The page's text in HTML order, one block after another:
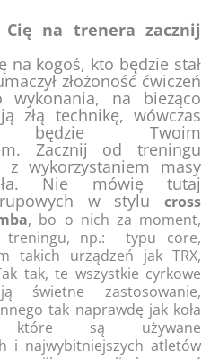
na trenera zacznij
na kogoś, kto będzie stał
złożoność ćwiczeń
wykonania, na bieżąco
złą technikę, wówczas
będzie Twoim
Zacznij od treningu
z wykorzystaniem masy
Nie mówię tutaj
w stylu cross
, bo o nich za moment,
treningu, np.: typu core,
takich urządzeń jak TRX,
tak, te wszystkie cyrkowe
świetne zastosowanie,
tak naprawdę jak koła
które są używane
i najwybitniejszych atletów